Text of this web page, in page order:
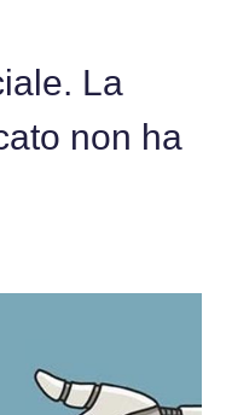
La
non ha